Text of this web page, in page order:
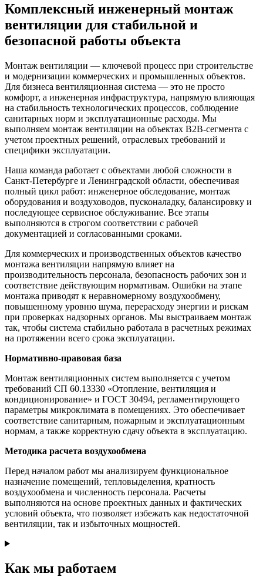
Комплексный инженерный монтаж
вентиляции для стабильной и
безопасной работы объекта
Монтаж вентиляции — ключевой процесс при строительстве
и модернизации коммерческих и промышленных объектов.
Для бизнеса вентиляционная система — это не просто
комфорт, а инженерная инфраструктура, напрямую влияющая
на стабильность технологических процессов, соблюдение
санитарных норм и эксплуатационные расходы. Мы
выполняем монтаж вентиляции на объектах B2B-сегмента с
учетом проектных решений, отраслевых требований и
специфики эксплуатации.
Наша команда работает с объектами любой сложности в
Санкт-Петербурге и Ленинградской области, обеспечивая
полный цикл работ: инженерное обследование, монтаж
оборудования и воздуховодов, пусконаладку, балансировку и
последующее сервисное обслуживание. Все этапы
выполняются в строгом соответствии с рабочей
документацией и согласованными сроками.
Для коммерческих и производственных объектов качество
монтажа вентиляции напрямую влияет на
производительность персонала, безопасность рабочих зон и
соответствие действующим нормативам. Ошибки на этапе
монтажа приводят к неравномерному воздухообмену,
повышенному уровню шума, перерасходу энергии и рискам
при проверках надзорных органов. Мы выстраиваем монтаж
так, чтобы система стабильно работала в расчетных режимах
на протяжении всего срока эксплуатации.
Нормативно-правовая база
Монтаж вентиляционных систем выполняется с учетом
требований СП 60.13330 «Отопление, вентиляция и
кондиционирование» и ГОСТ 30494, регламентирующего
параметры микроклимата в помещениях. Это обеспечивает
соответствие санитарным, пожарным и эксплуатационным
нормам, а также корректную сдачу объекта в эксплуатацию.
Методика расчета воздухообмена
Перед началом работ мы анализируем функциональное
назначение помещений, тепловыделения, кратность
воздухообмена и численность персонала. Расчеты
выполняются на основе проектных данных и фактических
условий объекта, что позволяет избежать как недостаточной
вентиляции, так и избыточных мощностей.
Как мы работаем